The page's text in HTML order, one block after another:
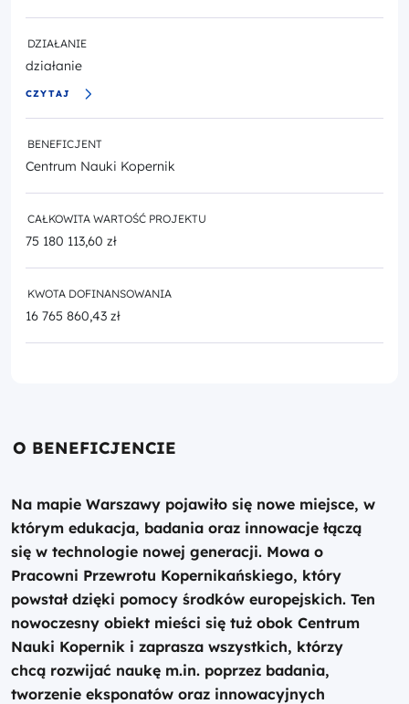
O BENEFICJENCIE
Na mapie Warszawy pojawiło się nowe miejsce, w
którym edukacja, badania oraz innowacje łączą
się w technologie nowej generacji. Mowa o
Pracowni Przewrotu Kopernikańskiego, który
powstał dzięki pomocy środków europejskich. Ten
nowoczesny obiekt mieści się tuż obok Centrum
Nauki Kopernik i zaprasza wszystkich, którzy
chcą rozwijać naukę m.in. poprzez badania,
tworzenie eksponatów oraz innowacyjnych
DZIAŁANIE
działanie
CZYTAJ
BENEFICJENT
Centrum Nauki Kopernik
CAŁKOWITA WARTOŚĆ PROJEKTU
75 180 113,60 zł
KWOTA DOFINANSOWANIA
16 765 860,43 zł